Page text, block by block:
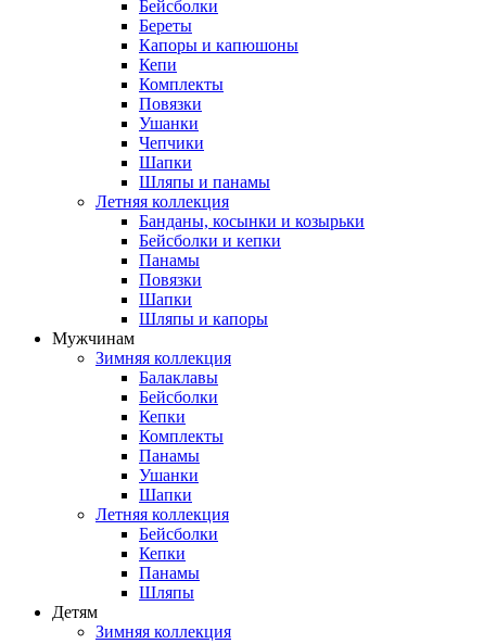
Бейсболки
Береты
Капоры и капюшоны
Кепи
Комплекты
Повязки
Ушанки
Чепчики
Шапки
Шляпы и панамы
Летняя коллекция
Банданы, косынки и козырьки
Бейсболки и кепки
Панамы
Повязки
Шапки
Шляпы и капоры
Мужчинам
Зимняя коллекция
Балаклавы
Бейсболки
Кепки
Комплекты
Панамы
Ушанки
Шапки
Летняя коллекция
Бейсболки
Кепки
Панамы
Шляпы
Детям
Зимняя коллекция